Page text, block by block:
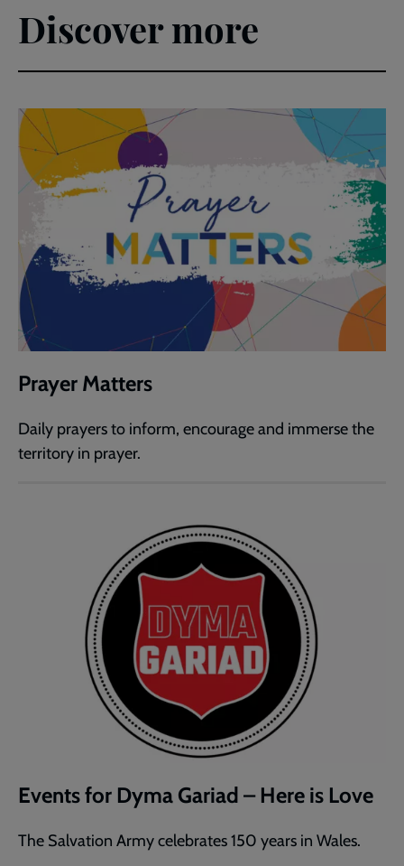
Discover more
Prayer Matters
Daily prayers to inform, encourage and immerse the
territory in prayer.
Events for Dyma Gariad – Here is Love
The Salvation Army celebrates 150 years in Wales.